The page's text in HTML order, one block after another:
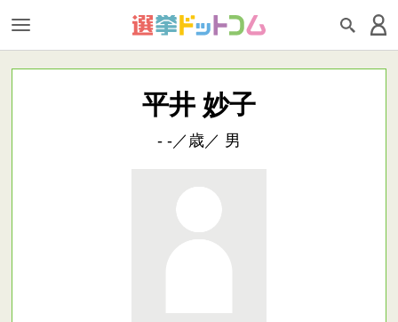
平井 妙子
- -／歳／ 男